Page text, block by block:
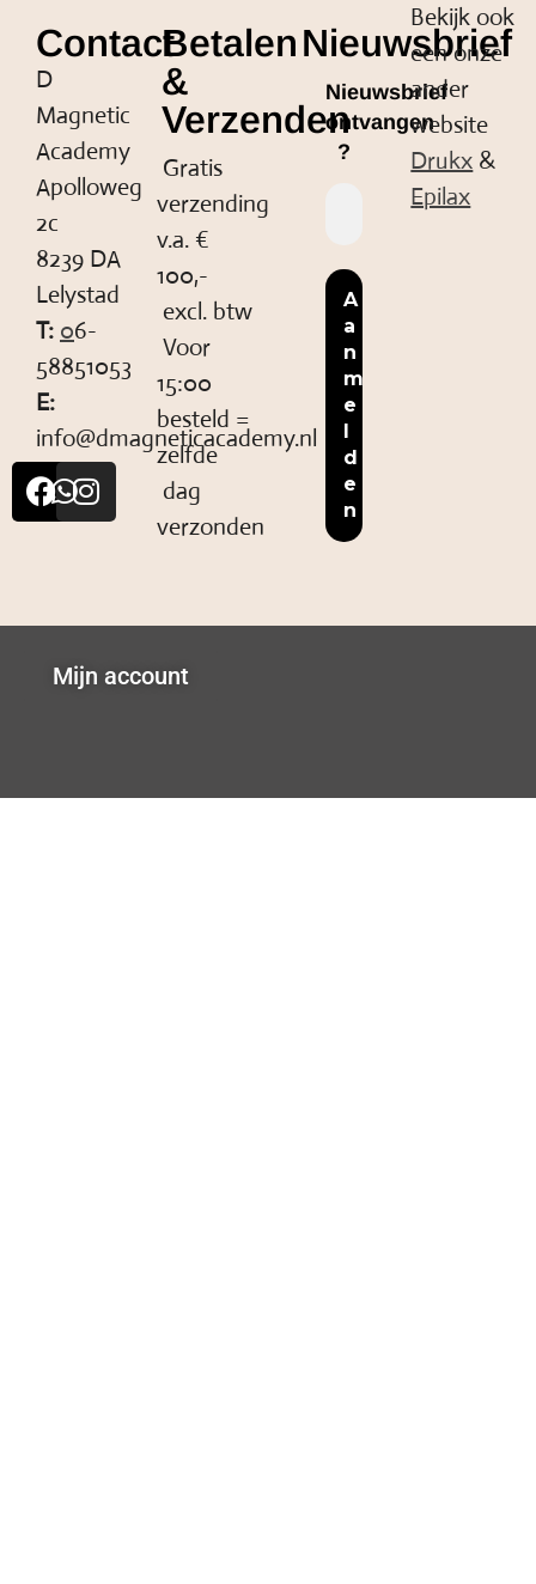
Contact
D
Magnetic
Academy
Apolloweg
2c
8239 DA
Lelystad
T: 06-
58851053
E:
info@dmagneticacademy.nl
Betalen
&
Verzenden
Gratis
verzending
v.a. €
100,-
excl. btw
Voor
15:00
besteld =
zelfde
dag
verzonden
Nieuwsbrief
Nieuwsbrief
ontvangen
?
Bekijk ook
een onze
ander
website
Drukx &
Epilax
Mijn account